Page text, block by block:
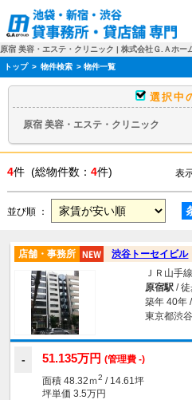
原宿 美容・エステ・クリニック | 株式会社Ｇ.Ａホー
トップ > 物件検索 > 物件一覧
選択中
原宿 美容・エステ・クリニック
4件 (総物件数： 4件) 表
並び順 ：
店舗・事務所
渋谷トーセイビル
ＪＲ山手線
原宿駅/ 徒
築年 40年 /
東京都渋
51.135万円 (管理費 -)
面積 48.32ｍ2 / 14.61坪
坪単価 3.5万円